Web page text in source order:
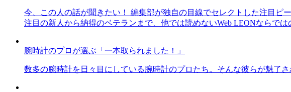
今、この人の話が聞きたい！ 編集部が独自の目線でセレクトした注目ピ
注目の新人から納得のベテランまで、他では読めないWeb LEONならで
腕時計のプロが選ぶ「一本取られました！」
数多の腕時計を日々目にしている腕時計のプロたち。そんな彼らが魅了